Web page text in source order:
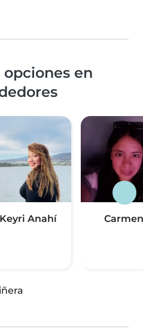
en
Keyri Anahí Carmen